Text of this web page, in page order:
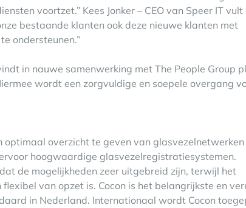
voortzet.” Kees Jonker – CEO van Speer IT vult
bestaande klanten ook deze nieuwe klanten met
ondersteunen.”
in nauwe samenwerking met The People Group
wordt een zorgvuldige en soepele overgang
optimaal overzicht te geven van
hoogwaardige glasvezelregistratiesystemen.
de mogelijkheden zeer uitgebreid zijn, terwijl het
van opzet is. Cocon is het belangrijkste en
in Nederland. Internationaal wordt Cocon